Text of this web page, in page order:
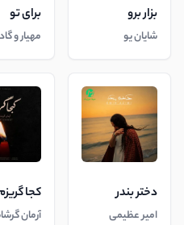
بزار برو
شایان یو
برای تو
مهیار و
دختر بندر
امیر عظیمی
کجا
آرمان